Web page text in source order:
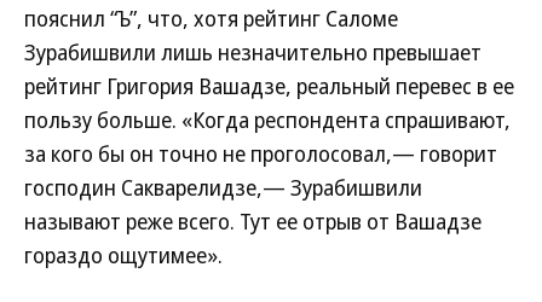
пояснил “Ъ”, что, хотя рейтинг Саломе
Зурабишвили лишь незначительно превышает
рейтинг Григория Вашадзе, реальный перевес в ее
пользу больше. «Когда респондента спрашивают,
за кого бы он точно не проголосовал,— говорит
господин Сакварелидзе,— Зурабишвили
называют реже всего. Тут ее отрыв от Вашадзе
гораздо ощутимее».